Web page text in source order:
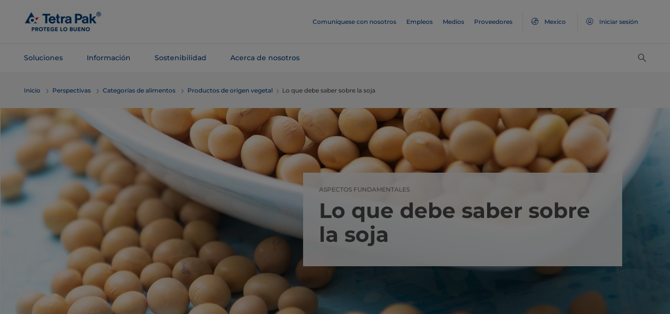
contenido
principal
Comuníquese con nosotros Empleos Medios Proveedores Mexico Iniciar sesión
Soluciones Información Sostenibilidad Acerca de nosotros
navegación
Inicio Perspectivas Categorías de alimentos Productos de origen vegetal Lo que debe saber sobre la soja
ASPECTOS FUNDAMENTALES
Lo que debe saber sobre
la soja